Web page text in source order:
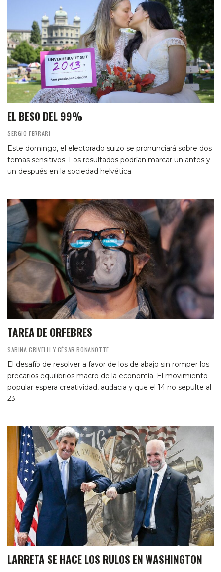
EL BESO DEL 99%
SERGIO FERRARI
Este domingo, el electorado suizo se pronunciará sobre dos
temas sensitivos. Los resultados podrían marcar un antes y
un después en la sociedad helvética.
TAREA DE ORFEBRES
SABINA CRIVELLI Y CÉSAR BONANOTTE
El desafío de resolver a favor de los de abajo sin romper los
precarios equilibrios macro de la economía. El movimiento
popular espera creatividad, audacia y que el 14 no sepulte al
23.
LARRETA SE HACE LOS RULOS EN WASHINGTON